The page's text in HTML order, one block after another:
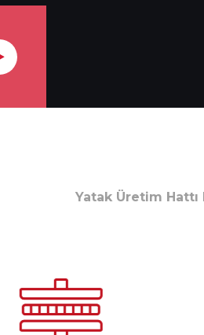
Yatak Üretim